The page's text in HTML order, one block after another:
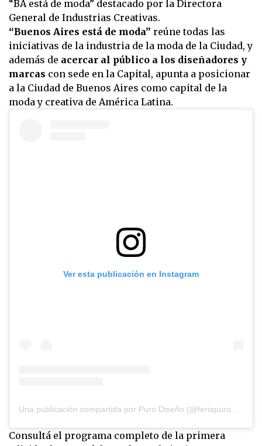
“BA está de moda” destacado por la Directora
General de Industrias Creativas.
“Buenos Aires está de moda” reúne todas las
iniciativas de la industria de la moda de la Ciudad, y
además de acercar al público a los diseñadores y
marcas con sede en la Capital, apunta a posicionar
a la Ciudad de Buenos Aires como capital de la
moda y creativa de América Latina.
Ver esta publicación en Instagram
Consultá el programa completo de la primera